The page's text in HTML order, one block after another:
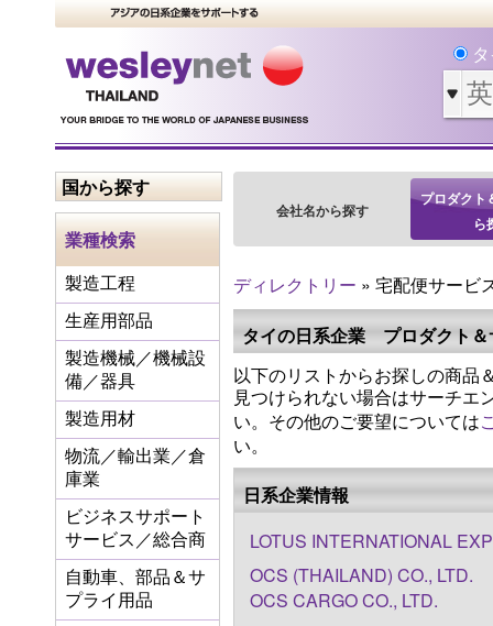
国から探す
業種検索
製造工程
生産用部品
製造機械／機械設
備／器具
製造用材
物流／輸出業／倉
庫業
ビジネスサポート
サービス／総合商
自動車、部品＆サ
プライ用品
会社名から探す
プロダクト
ら
ディレクトリー » 宅配便サービ
タイの日系企業 プロダクト＆
以下のリストからお探しの商品
見つけられない場合はサーチエ
い。その他のご要望については
い。
日系企業情報
LOTUS INTERNATIONAL
OCS (THAILAND) CO., LTD.
OCS CARGO CO., LTD.